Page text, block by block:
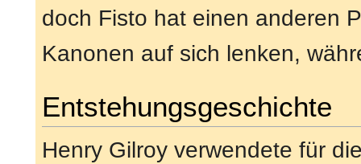
doch Fisto hat einen anderen
Kanonen auf sich lenken,
Entstehungsgeschichte
Henry Gilroy verwendete für